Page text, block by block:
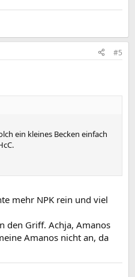
#5
ein kleines Becken einfach
mehr NPK rein und viel
den Griff. Achja, Amanos
Amanos nicht an, da